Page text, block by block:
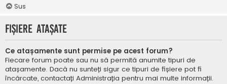
Sus
Fișiere atașate
Ce atașamente sunt permise pe acest forum?
Fiecare forum poate sau nu să permită anumite tipuri de
atașamente. Dacă nu sunteți sigur ce tipuri de fișiere pot fi
încărcate, contactați Administrația pentru mai multe informații.